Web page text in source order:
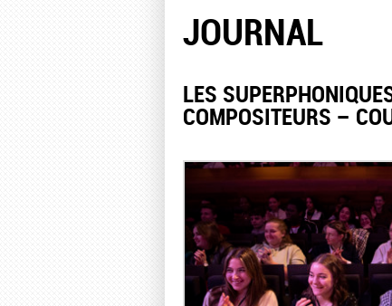
JOURNAL
LES
COMPOSITEURS –